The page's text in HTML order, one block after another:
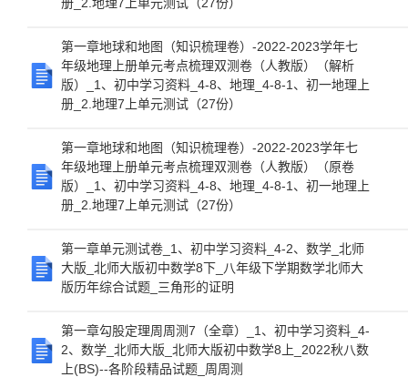
第一章地球和地图（知识梳理卷）-2022-2023学年七
年级地理上册单元考点梳理双测卷（人教版）（解析
版）_1、初中学习资料_4-8、地理_4-8-1、初一地理上
册_2.地理7上单元测试（27份）
第一章地球和地图（知识梳理卷）-2022-2023学年七
年级地理上册单元考点梳理双测卷（人教版）（原卷
版）_1、初中学习资料_4-8、地理_4-8-1、初一地理上
册_2.地理7上单元测试（27份）
第一章单元测试卷_1、初中学习资料_4-2、数学_北师
大版_北师大版初中数学8下_八年级下学期数学北师大
版历年综合试题_三角形的证明
第一章勾股定理周周测7（全章）_1、初中学习资料_4-
2、数学_北师大版_北师大版初中数学8上_2022秋八数
上(BS)--各阶段精品试题_周周测